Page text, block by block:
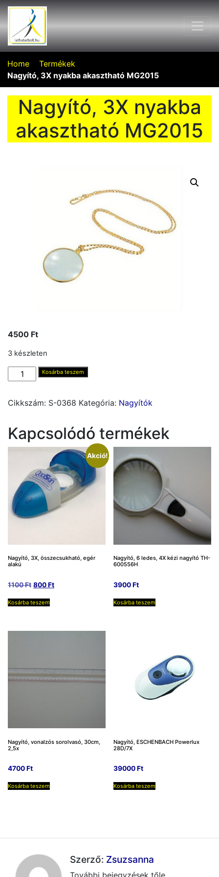
Home
Termékek
Nagyító, 3X nyakba akasztható MG2015
Nagyító, 3X nyakba
akasztható MG2015
4500 Ft
3 készleten
Nagyító,
3X
akasztható
mennyiség
Kosárba teszem
Cikkszám: S-0368 Kategória: Nagyítók
Kapcsolódó termékek
Akció!
Nagyító, 3X, összecsukható, egér
alakú
1100Ft Original
was:
800FtCurrent
Kosárba teszem
Nagyító, 6 ledes, 4X kézi nagyító TH-
600556H
3900Ft
Kosárba teszem
Nagyító, vonalzós sorolvasó, 30cm,
2,5x
4700Ft
Kosárba teszem
Nagyító, ESCHENBACH Powerlux
28D/7X
39000Ft
Kosárba teszem
Szerző: Zsuzsanna